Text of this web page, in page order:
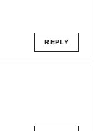
REPLY